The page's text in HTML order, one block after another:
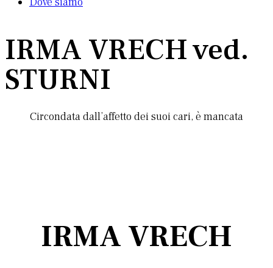
IRMA VRECH ved.
STURNI
Circondata dall’affetto dei suoi cari, è mancata
IRMA VRECH